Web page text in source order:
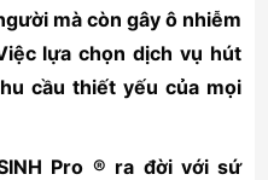
mà còn gây ô nhiễm
lựa chọn dịch vụ hút
cầu thiết yếu của mọi
Pro ® ra đời với sứ